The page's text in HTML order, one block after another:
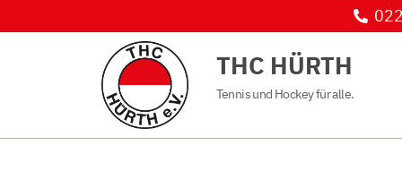
THC HÜRTH
Tennis und Hockey für alle.